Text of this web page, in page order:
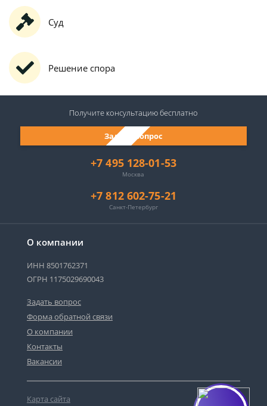
Суд
Решение спора
О компании
ИНН 8501762371
ОГРН 1175029690043
Задать вопрос
Форма обратной связи
О компании
Контакты
Вакансии
Карта сайта
+7 495 128-01-53
Москва
+7 812 602-75-21
Санкт-Петербург
Задать вопрос
Получите консультациюбесплатно